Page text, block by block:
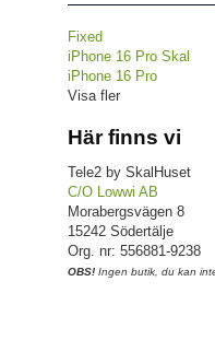
Fixed
iPhone 16 Pro Skal
iPhone 16 Pro
Visa fler
Här finns vi
Tele2 by SkalHuset
C/O Lowwi AB
Morabergsvägen 8
15242 Södertälje
Org. nr: 556881-9238
OBS! Ingen butik, du kan